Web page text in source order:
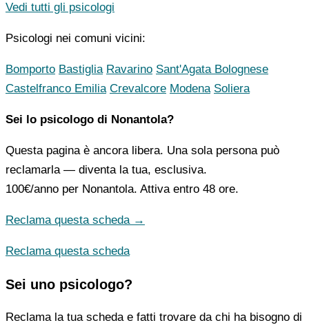
Vedi tutti gli psicologi
Psicologi nei comuni vicini:
Bomporto Bastiglia Ravarino Sant'Agata Bolognese
Castelfranco Emilia Crevalcore Modena Soliera
Sei lo psicologo di Nonantola?
Questa pagina è ancora libera. Una sola persona può
reclamarla — diventa la tua, esclusiva.
100€/anno per Nonantola. Attiva entro 48 ore.
Reclama questa scheda →
Reclama questa scheda
Sei uno psicologo?
Reclama la tua scheda e fatti trovare da chi ha bisogno di